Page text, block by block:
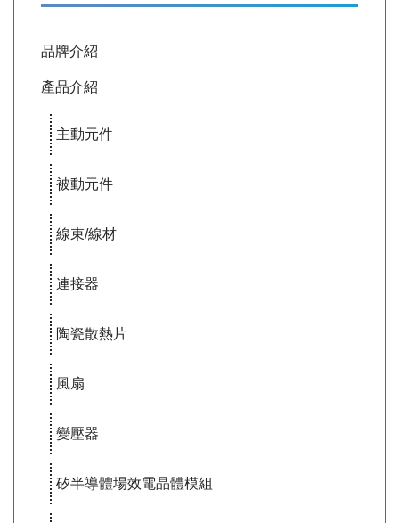
品牌介紹
產品介紹
主動元件
被動元件
線束/線材
連接器
陶瓷散熱片
風扇
變壓器
矽半導體場效電晶體模組